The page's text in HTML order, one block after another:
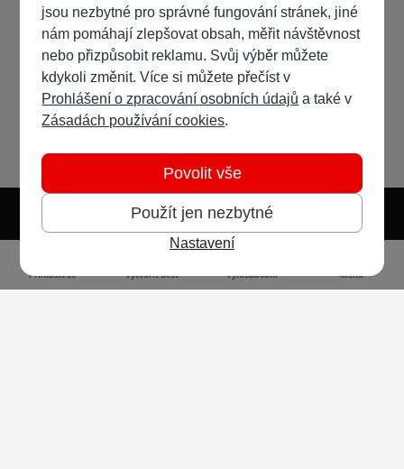
Světlý režim Předvolba systému
Přihlásit se Vytvořit účet Vyhledávání Menu
jsou nezbytné pro správné fungování stránek, jiné
nám pomáhají zlepšovat obsah, měřit návštěvnost
nebo přizpůsobit reklamu. Svůj výběr můžete
kdykoli změnit. Více si můžete přečíst v
Prohlášení o zpracování osobních údajů a také v
Zásadách používání cookies.
Použít jen nezbytné
Povolit vše
Nastavení